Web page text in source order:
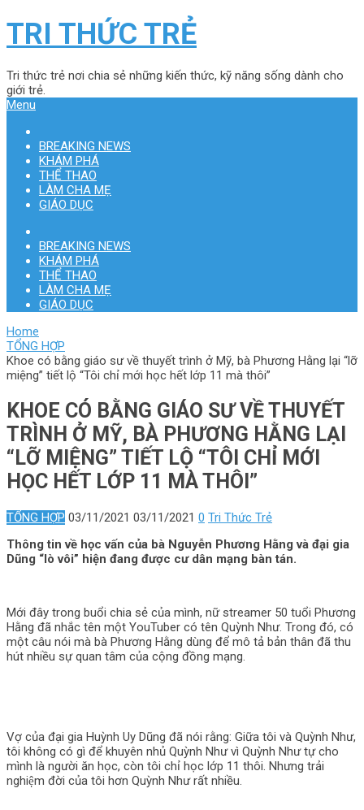
TRI THỨC TRẺ
Tri thức trẻ nơi chia sẻ những kiến thức, kỹ năng sống dành cho
giới trẻ.
Menu
BREAKING NEWS
KHÁM PHÁ
THỂ THAO
LÀM CHA MẸ
GIÁO DỤC
BREAKING NEWS
KHÁM PHÁ
THỂ THAO
LÀM CHA MẸ
GIÁO DỤC
Home
TỔNG HỢP
Khoe có bằng giáo sư về thuyết trình ở Mỹ, bà Phương Hằng lại “lỡ
miệng” tiết lộ “Tôi chỉ mới học hết lớp 11 mà thôi”
KHOE CÓ BẰNG GIÁO SƯ VỀ THUYẾT
TRÌNH Ở MỸ, BÀ PHƯƠNG HẰNG LẠI
“LỠ MIỆNG” TIẾT LỘ “TÔI CHỈ MỚI
HỌC HẾT LỚP 11 MÀ THÔI”
TỔNG HỢP 03/11/2021 03/11/2021 0 Tri Thức Trẻ
Thông tin về học vấn của bà Nguyễn Phương Hằng và đại gia
Dũng “lò vôi” hiện đang được cư dân mạng bàn tán.
Mới đây trong buổi chia sẻ của mình, nữ streamer 50 tuổi Phương
Hằng đã nhắc tên một YouTuber có tên Quỳnh Như. Trong đó, có
một câu nói mà bà Phương Hằng dùng để mô tả bản thân đã thu
hút nhiều sự quan tâm của cộng đồng mạng.
Vợ của đại gia Huỳnh Uy Dũng đã nói rằng: Giữa tôi và Quỳnh Như,
tôi không có gì để khuyên nhủ Quỳnh Như vì Quỳnh Như tự cho
mình là người ăn học, còn tôi chỉ học lớp 11 thôi. Nhưng trải
nghiệm đời của tôi hơn Quỳnh Như rất nhiều.